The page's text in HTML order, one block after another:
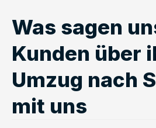
Was sagen
Kunden über
Umzug nach
mit uns